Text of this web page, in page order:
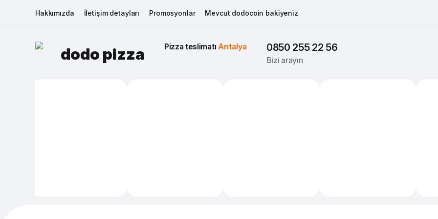
Hakkımızda İletişim detayları Promosyonlar Mevcut dodocoin bakiyeniz
dodo pizza Pizza teslimatı Antalya 0850 255 22 56
Bizi arayın